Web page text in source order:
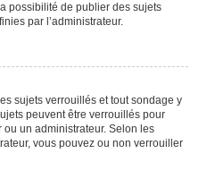
possibilité de publier des sujets
par l’administrateur.
sujets verrouillés et tout sondage y
peuvent être verrouillés pour
un administrateur. Selon les
vous pouvez ou non verrouiller